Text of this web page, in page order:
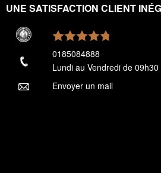
UNE SATISFACTION CLIENT
0185084888
Lundi au Vendredi de
Envoyer un mail